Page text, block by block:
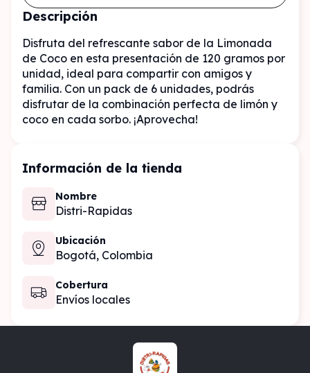
Descripción
Disfruta del refrescante sabor de la Limonada
de Coco en esta presentación de 120 gramos por
unidad, ideal para compartir con amigos y
familia. Con un pack de 6 unidades, podrás
disfrutar de la combinación perfecta de limón y
coco en cada sorbo. ¡Aprovecha!
Información de la tienda
Nombre
Distri-Rapidas
Ubicación
Bogotá, Colombia
Cobertura
Envíos locales